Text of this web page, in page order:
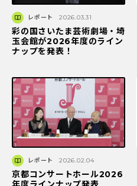
レポート 2026.03.31
彩の国さいたま芸術劇場・埼
玉会館が2026年度のライン
ナップを発表！
レポート 2026.02.04
京都コンサートホール2026